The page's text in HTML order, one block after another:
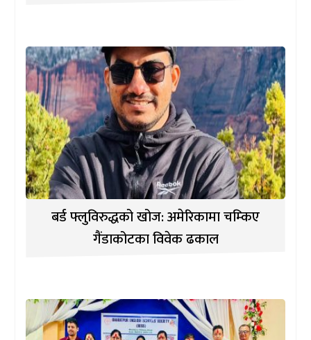
बर्ड फ्लुविरुद्धको खोज: अमेरिकामा चम्किए
गैंडाकोटका विवेक ढकाल